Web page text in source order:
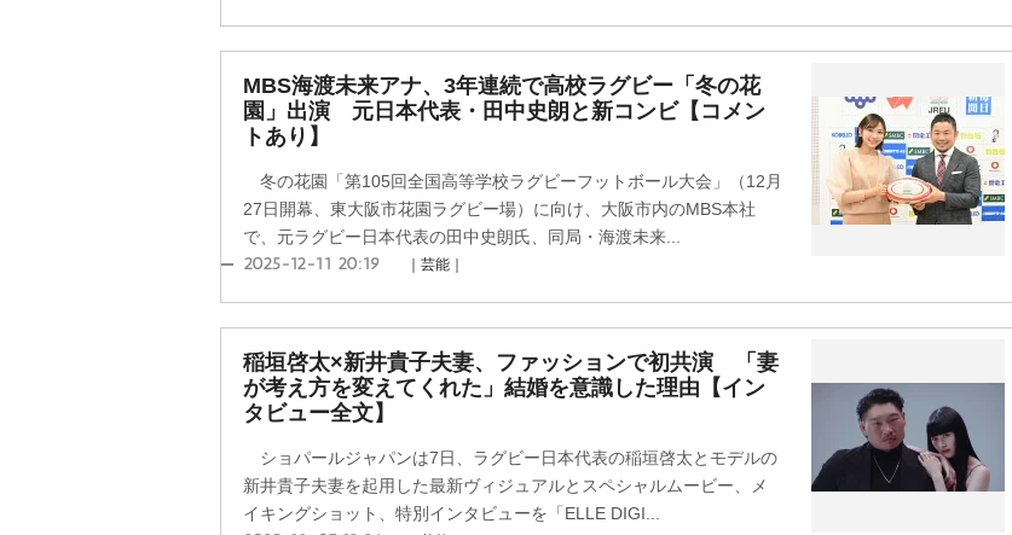
MBS海渡未来アナ、3年連続で高校ラグビー「冬の花
園」出演 元日本代表・田中史朗と新コンビ【コメン
トあり】
冬の花園「第105回全国高等学校ラグビーフットボール大会」（12月
27日開幕、東大阪市花園ラグビー場）に向け、大阪市内のMBS本社
で、元ラグビー日本代表の田中史朗氏、同局・海渡未来...
2025-12-11 20:19 ｜芸能｜
稲垣啓太×新井貴子夫妻、ファッションで初共演 「妻
が考え方を変えてくれた」結婚を意識した理由【イン
タビュー全文】
ショパールジャパンは7日、ラグビー日本代表の稲垣啓太とモデルの
新井貴子夫妻を起用した最新ヴィジュアルとスペシャルムービー、メ
イキングショット、特別インタビューを「ELLE DIGI...